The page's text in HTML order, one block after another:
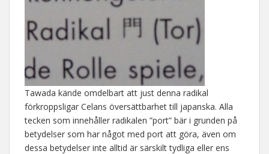
Tawada kände omdelbart att just denna radikal
förkroppsligar Celans översättbarhet till japanska. Alla
tecken som innehåller radikalen ”port” bär i grunden på
betydelser som har något med port att göra, även om
dessa betydelser inte alltid är särskilt tydliga eller ens